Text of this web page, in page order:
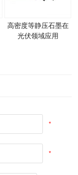
高密度等静压石墨在
光伏领域应用
*
*